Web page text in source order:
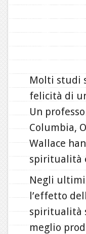
Molti studi
felicità di
Un
Columbia,
Wallace
spiritualità
Negli
l’effetto
spiritualità
meglio